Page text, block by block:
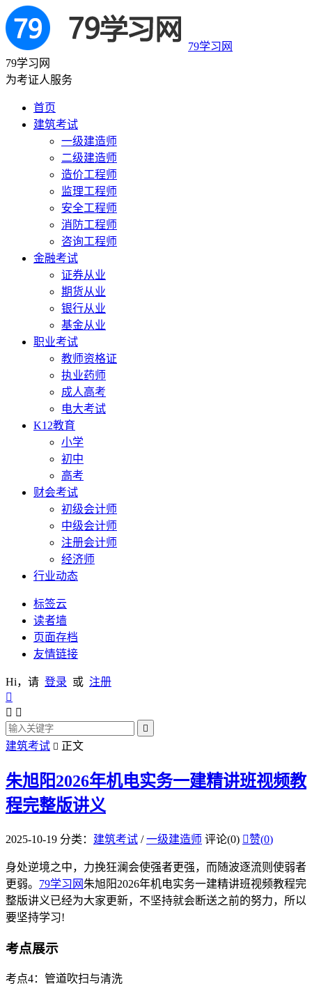
79学习网
79学习网
为考证人服务
首页
建筑考试
一级建造师
二级建造师
造价工程师
监理工程师
安全工程师
消防工程师
咨询工程师
金融考试
证券从业
期货从业
银行从业
基金从业
职业考试
教师资格证
执业药师
成人高考
电大考试
K12教育
小学
初中
高考
财会考试
初级会计师
中级会计师
注册会计师
经济师
行业动态
标签云
读者墙
页面存档
友情链接
Hi，请 登录 或 注册

 

建筑考试  正文
朱旭阳2026年机电实务一建精讲班视频教
程完整版讲义
2025-10-19 分类： 建筑考试 /一级建造师 评论(0) 赞(0)
身处逆境之中，力挽狂澜会使强者更强，而随波逐流则使弱者
更弱。 79学习网 朱旭阳2026年机电实务一建精讲班视频教程完
整版讲义已经为大家更新，不坚持就会断送之前的努力，所以
要坚持学习!
考点展示
考点4：管道吹扫与清洗